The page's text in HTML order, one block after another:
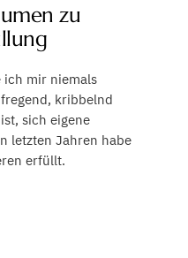
zu
ich mir niemals
kribbelnd
sich eigene
letzten Jahren habe
erfüllt.